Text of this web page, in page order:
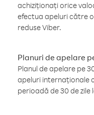
achiziționați orice
efectua apeluri către
reduse Viber.
Planuri de apelare
Planul de apelare pe
apeluri internaționale
perioadă de 30 de zile